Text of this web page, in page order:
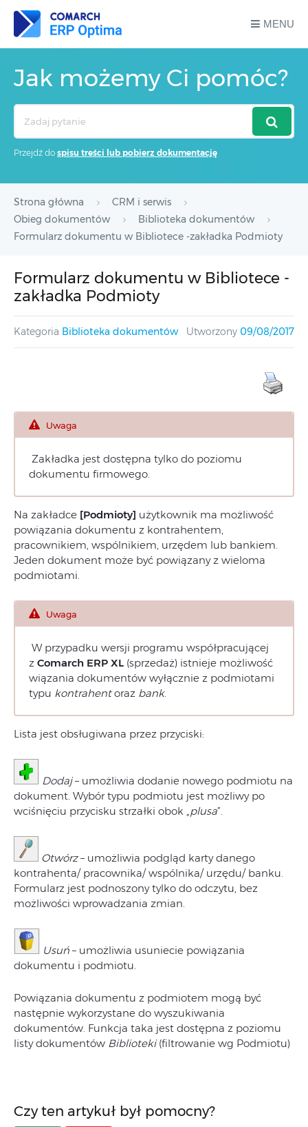
MENU
Jak możemy Ci pomóc?
Przejdź do spisu treści lub pobierz dokumentację
Strona główna
CRM i serwis
Obieg dokumentów
Biblioteka dokumentów
Formularz dokumentu w Bibliotece -zakładka Podmioty
Formularz dokumentu w Bibliotece -
zakładka Podmioty
Kategoria Biblioteka dokumentów Utworzony 09/08/2017
Uwaga
Zakładka jest dostępna tylko do poziomu
dokumentu firmowego.
Na zakładce [Podmioty] użytkownik ma możliwość
powiązania dokumentu z kontrahentem,
pracownikiem, wspólnikiem, urzędem lub bankiem.
Jeden dokument może być powiązany z wieloma
podmiotami.
Uwaga
W przypadku wersji programu współpracującej
z Comarch ERP XL (sprzedaż) istnieje możliwość
wiązania dokumentów wyłącznie z podmiotami
typu kontrahentoraz bank.
Lista jest obsługiwana przez przyciski:
Dodaj– umożliwia dodanie nowego podmiotu na
dokument. Wybór typu podmiotu jest możliwy po
wciśnięciu przycisku strzałki obok „plusa”.
Otwórz– umożliwia podgląd karty danego
kontrahenta/ pracownika/ wspólnika/ urzędu/ banku.
Formularz jest podnoszony tylko do odczytu, bez
możliwości wprowadzania zmian.
Usuń – umożliwia usuniecie powiązania
dokumentu i podmiotu.
Powiązania dokumentu z podmiotem mogą być
następnie wykorzystane do wyszukiwania
dokumentów. Funkcja taka jest dostępna z poziomu
listy dokumentów Biblioteki(filtrowanie wg Podmiotu)
Czy ten artykuł był pomocny?